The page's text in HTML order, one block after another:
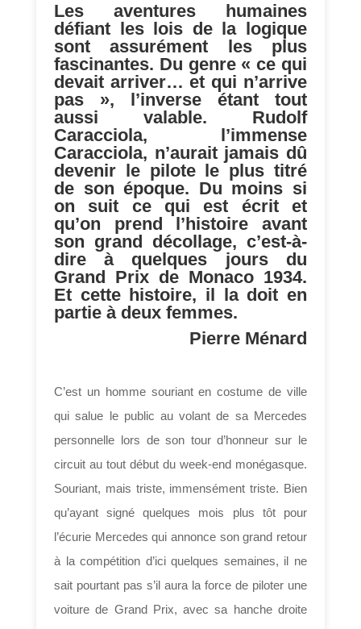
Les aventures humaines
défiant les lois de la logique
sont assurément les plus
fascinantes. Du genre « ce qui
devait arriver… et qui n’arrive
pas », l’inverse étant tout
aussi valable. Rudolf
Caracciola, l’immense
Caracciola, n’aurait jamais dû
devenir le pilote le plus titré
de son époque. Du moins si
on suit ce qui est écrit et
qu’on prend l’histoire avant
son grand décollage, c’est-à-
dire à quelques jours du
Grand Prix de Monaco 1934.
Et cette histoire, il la doit en
partie à deux femmes.
Pierre Ménard
C’est un homme souriant en costume de ville
qui salue le public au volant de sa Mercedes
personnelle lors de son tour d’honneur sur le
circuit au tout début du week-end monégasque.
Souriant, mais triste, immensément triste. Bien
qu’ayant signé quelques mois plus tôt pour
l’écurie Mercedes qui annonce son grand retour
à la compétition d’ici quelques semaines, il ne
sait pourtant pas s’il aura la force de piloter une
voiture de Grand Prix, avec sa hanche droite